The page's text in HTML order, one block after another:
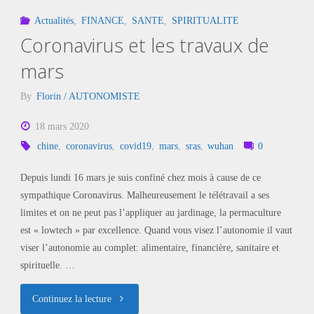
Actualités, FINANCE, SANTE, SPIRITUALITE
Coronavirus et les travaux de
mars
By Florin / AUTONOMISTE
18 mars 2020
chine
coronavirus, covid19, mars, sras, wuhan 0
Depuis lundi 16 mars je suis confiné chez mois à cause de ce
sympathique Coronavirus. Malheureusement le télétravail a ses
limites et on ne peut pas l’appliquer au jardinage, la permaculture
est « lowtech » par excellence. Quand vous visez l’autonomie il vaut
viser l’autonomie au complet: alimentaire, financière, sanitaire et
spirituelle. …
Continuez la lecture"Coronavirus